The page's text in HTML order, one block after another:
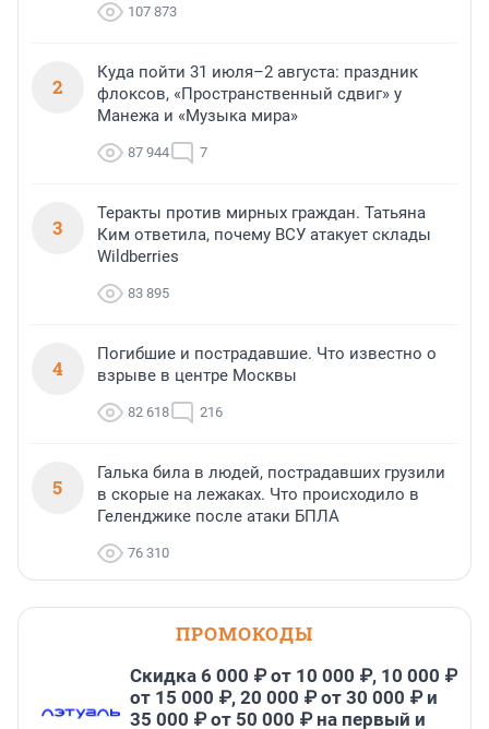
107 873
2
Куда пойти 31 июля–2 августа: праздник
флоксов, «Пространственный сдвиг» у
Манежа и «Музыка мира»
87 944 7
3
Теракты против мирных граждан. Татьяна
Ким ответила, почему ВСУ атакует склады
Wildberries
83 895
4
Погибшие и пострадавшие. Что известно о
взрыве в центре Москвы
82 618 216
5
Галька била в людей, пострадавших грузили
в скорые на лежаках. Что происходило в
Геленджике после атаки БПЛА
76 310
ПРОМОКОДЫ
Скидка 6 000 ₽ от 10 000 ₽, 10 000 ₽
от 15 000 ₽, 20 000 ₽ от 30 000 ₽ и
35 000 ₽ от 50 000 ₽ на первый и